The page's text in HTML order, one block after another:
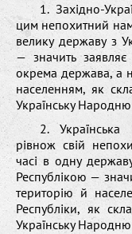
1. Західно-
цим непохитний
велику державу з
— значить заявляє
окрема держава, а
населенням, як
Українську Народню
2.
рівнож свій
часі в одну
Республікою —
територію й
Республіки, як
Українську Народню